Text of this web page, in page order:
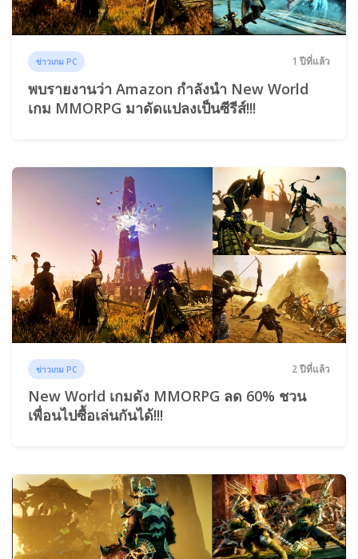
ข่าวเกม PC 1 ปีที่แล้ว
พบรายงานว่า Amazon กำลังนำ New World
เกม MMORPG มาดัดแปลงเป็นซีรีส์!!!
ข่าวเกม PC 2 ปีที่แล้ว
New World เกมดัง MMORPG ลด 60% ชวน
เพื่อนไปซื้อเล่นกันได้!!!